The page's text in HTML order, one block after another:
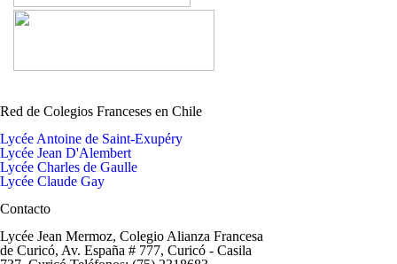
Red de Colegios Franceses en Chile
Lycée Antoine de Saint-Exupéry
Lycée Jean D'Alembert
Lycée Charles de Gaulle
Lycée Claude Gay
Contacto
Lycée Jean Mermoz, Colegio Alianza Francesa
de Curicó, Av. España # 777, Curicó - Casila